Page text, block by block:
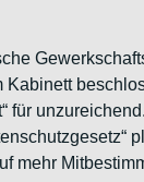
Kabinett
für
mehr